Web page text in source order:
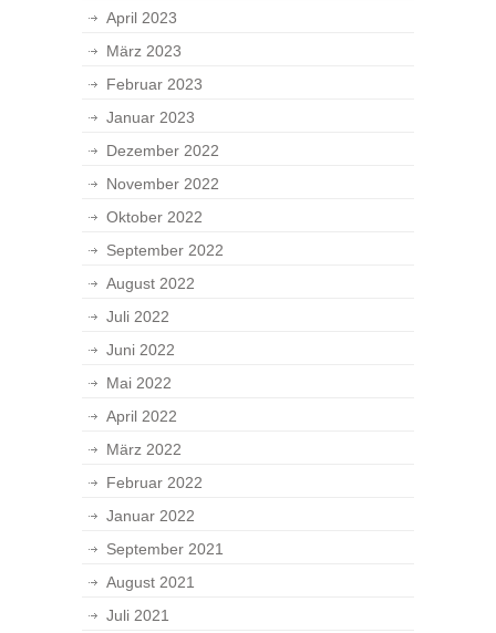
April 2023
März 2023
Februar 2023
Januar 2023
Dezember 2022
November 2022
Oktober 2022
September 2022
August 2022
Juli 2022
Juni 2022
Mai 2022
April 2022
März 2022
Februar 2022
Januar 2022
September 2021
August 2021
Juli 2021